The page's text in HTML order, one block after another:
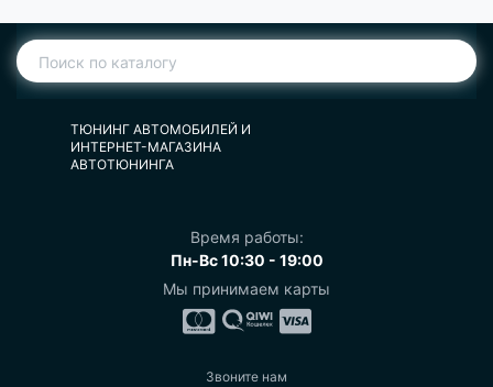
ТЮНИНГ АВТОМОБИЛЕЙ И
ИНТЕРНЕТ-МАГАЗИНА
АВТОТЮНИНГА
Время работы:
Пн-Вс 10:30 - 19:00
Мы принимаем карты
Звоните нам